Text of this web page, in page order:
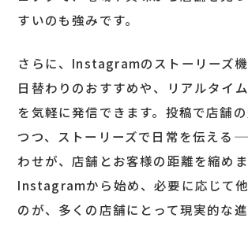
すいのも強みです。
さらに、Instagramのストーリーズ機
日替わりのおすすめや、リアルタイ
を気軽に発信できます。投稿で店舗
つつ、ストーリーズで日常を伝える
わせが、店舗とお客様の距離を縮め
Instagramから始め、必要に応じて
のが、多くの店舗にとって現実的な進